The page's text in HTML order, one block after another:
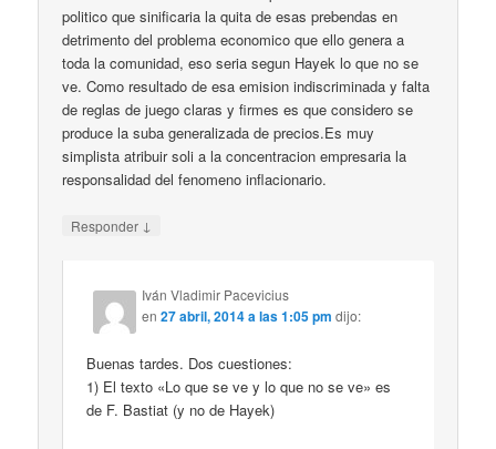
politico que sinificaria la quita de esas prebendas en
detrimento del problema economico que ello genera a
toda la comunidad, eso seria segun Hayek lo que no se
ve. Como resultado de esa emision indiscriminada y falta
de reglas de juego claras y firmes es que considero se
produce la suba generalizada de precios.Es muy
simplista atribuir soli a la concentracion empresaria la
responsalidad del fenomeno inflacionario.
Responder ↓
Iván Vladimir Pacevicius
en27 abril, 2014 a las 1:05 pm dijo:
Buenas tardes. Dos cuestiones:
1) El texto «Lo que se ve y lo que no se ve» es
de F. Bastiat (y no de Hayek)